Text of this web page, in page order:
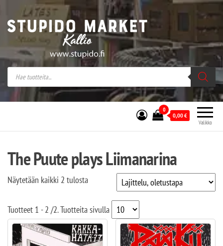
Stupido Market – verkossa ja kivijalassa
Stupido Market on vaihtoehtomusaan
erikoistunut verkko- sekä
kivijalkakauppa Helsingissä Kallion
sydämessä.
Valikko
0
0,00€
The Puute plays Liimanarina
Näytetään kaikki 2 tulosta
Tuotteet 1 - 2 /2. Tuotteita sivulla